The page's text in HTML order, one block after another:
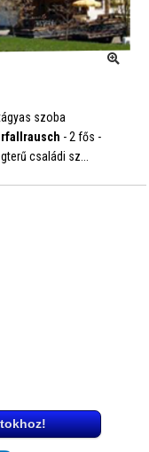
szoba
- 2 fős -
családi sz...